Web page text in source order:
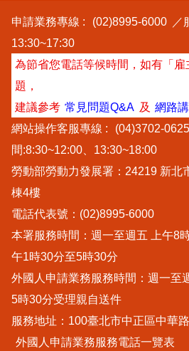
申請業務專線 : (02)8995-6000
／
13:30~17:30
為節省您電話等候時間，如有「
題，
建議參考 常見問題Q&A 及 網路
網站操作客服專線 :
(04)3702-
間:8:30~12:00、13:30~18:00
勞動部勞動力發展署：24219 新北
棟4樓
電話代表號：(02)8995-6000
本署服務時間：週一至週五 上午8
午1時30分至5時30分
外國人申請業務服務時間：週一至
5時30分受理親自送件
服務地址：100臺北市中正區中
外國人申請業務服務電話一覽表